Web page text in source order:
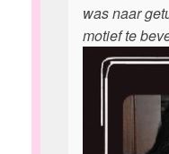
was naar
motief te